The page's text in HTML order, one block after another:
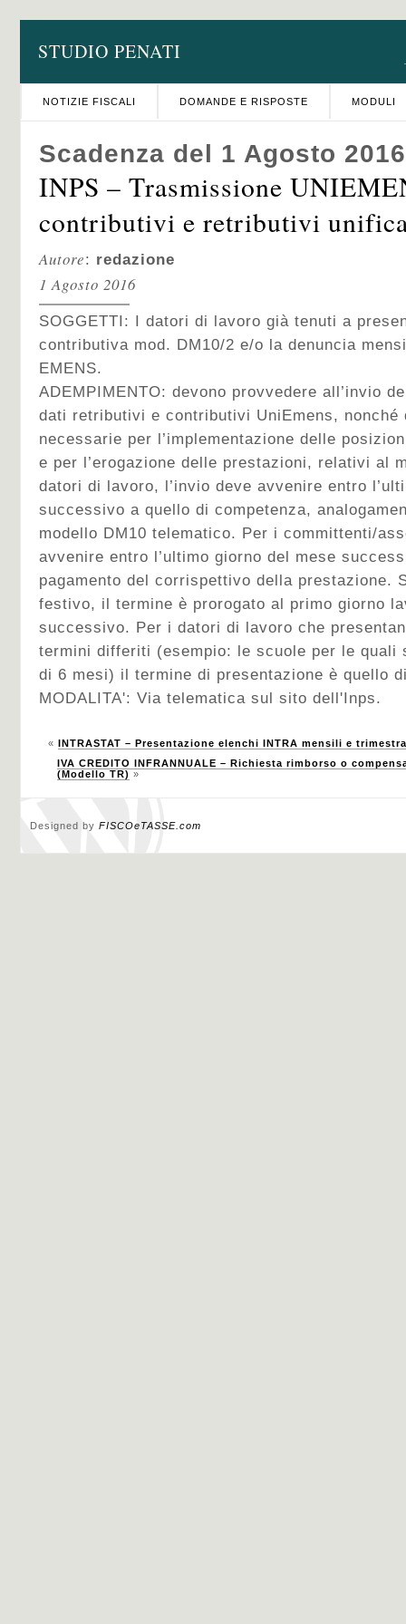
STUDIO PENATI
NOTIZIE FISCALI DOMANDE E RISPOSTE MODULI
Scadenza del 1 Agosto 2016
INPS – Trasmissione
contributivi e retributivi
Autore: redazione
1 Agosto 2016
SOGGETTI: I datori di lavoro già tenuti a
contributiva mod. DM10/2 e/o la denuncia
EMENS.
ADEMPIMENTO: devono provvedere all’invio
dati retributivi e contributivi UniEmens, nonché
necessarie per l’implementazione delle
e per l’erogazione delle prestazioni, relativi al
datori di lavoro, l’invio deve avvenire entro
successivo a quello di competenza,
modello DM10 telematico. Per i committenti/
avvenire entro l’ultimo giorno del mese
pagamento del corrispettivo della prestazione.
festivo, il termine è prorogato al primo giorno
successivo. Per i datori di lavoro che
termini differiti (esempio: le scuole per le quali
di 6 mesi) il termine di presentazione è quello
MODALITA': Via telematica sul sito dell'Inps.
« INTRASTAT – Presentazione elenchi INTRA mensili e
IVA CREDITO INFRANNUALE – Richiesta rimborso o
(Modello TR) »
Designed by FISCOeTASSE.com